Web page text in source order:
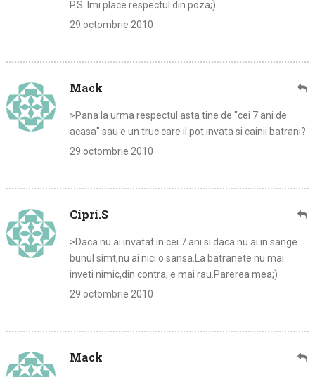
P.S. Imi place respectul din poza;)
29 octombrie 2010
Mack
>Pana la urma respectul asta tine de "cei 7 ani de
acasa" sau e un truc care il pot invata si cainii batrani?
29 octombrie 2010
Cipri.S
>Daca nu ai invatat in cei 7 ani si daca nu ai in sange
bunul simt,nu ai nici o sansa.La batranete nu mai
inveti nimic,din contra, e mai rau.Parerea mea;)
29 octombrie 2010
Mack